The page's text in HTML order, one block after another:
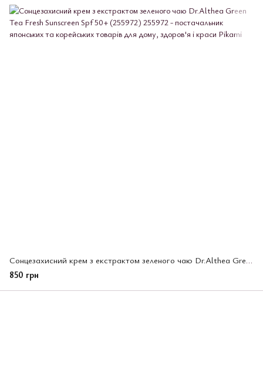
Сонцезахисний крем з екстрактом зеленого чаю Dr.Althea Green Tea Fresh Sunscreen Spf 50+ (255972)
850 грн